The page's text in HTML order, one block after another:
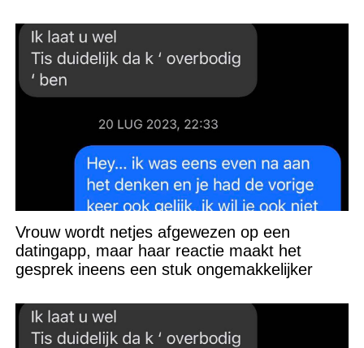
Vrouw wordt netjes afgewezen op een
datingapp, maar haar reactie maakt het
gesprek ineens een stuk ongemakkelijker